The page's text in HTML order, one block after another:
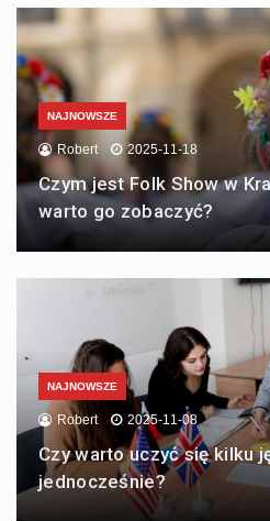
NAJNOWSZE
Robert 2025-11-18
Czym jest Folk Show w
warto go zobaczyć?
NAJNOWSZE
Robert 2025-11-08
Czy warto uczyć się kilku
jednocześnie?